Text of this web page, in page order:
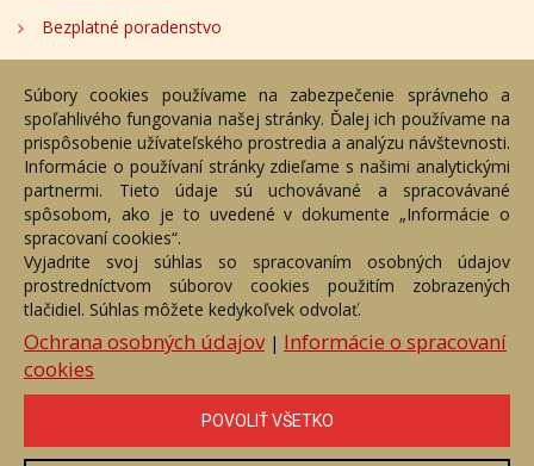
Bezplatné poradenstvo
Adresa
Nižný Hrušov 333, 094 22,
Slovenská republika
+421 905 356 921
+421 905 959 101
eantik@eantik.sk
Návod Cenník
Obchodné podmienky
Ochrana os. údajov
Kontakt
Bezplatné poradenstvo
eAntik.sk © 2007 - 2026
podmienené výslovným súhlasom jej vlastníka. Všetky práva sú
Súbory cookies používame na zabezpečenie správneho a
spoľahlivého fungovania našej stránky. Ďalej ich používame na
prispôsobenie užívateľského prostredia a analýzu návštevnosti.
Informácie o používaní stránky zdieľame s našimi analytickými
partnermi. Tieto údaje sú uchovávané a spracovávané
spôsobom, ako je to uvedené v dokumente „Informácie o
spracovaní cookies“.
Vyjadrite svoj súhlas so spracovaním osobných údajov
prostredníctvom súborov cookies použitím zobrazených
tlačidiel. Súhlas môžete kedykoľvek odvolať.
Ochrana osobných údajov| Informácie o spracovaní
cookies
POVOLIŤ VŠETKO